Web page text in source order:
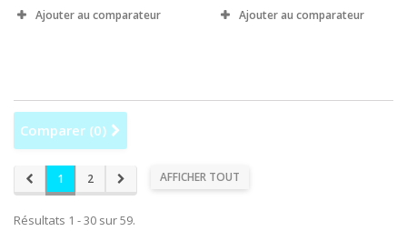
Ajouter au comparateur
Ajouter au comparateur
Comparer (0)
AFFICHER TOUT
1 2
Résultats 1 - 30 sur 59.